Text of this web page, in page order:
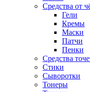
Средства от
Гели
Кремы
Маски
Патчи
Пенки
Средства
Стики
Сыворотки
Тонеры